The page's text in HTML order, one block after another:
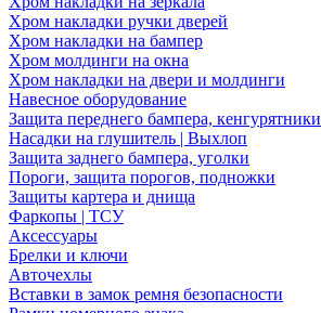
Хром накладки ручки дверей
Хром накладки на бампер
Хром молдинги на окна
Хром накладки на двери и молдинги
Навесное оборудование
Защита переднего бампера, кенгурятники
Насадки на глушитель | Выхлоп
Защита заднего бампера, уголки
Пороги, защита порогов, подножки
Защиты картера и днища
Фаркопы | ТСУ
Аксессуары
Брелки и ключи
Авточехлы
Вставки в замок ремня безопасности